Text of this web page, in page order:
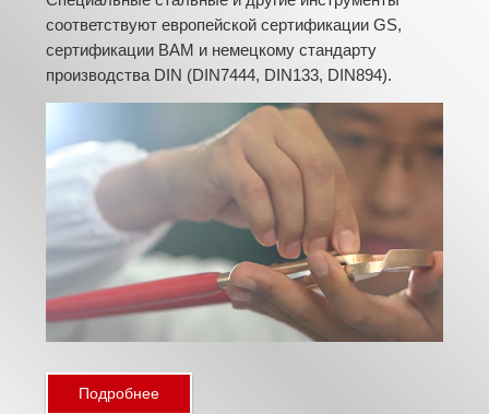
соответствуют европейской сертификации GS,
сертификации BAM и немецкому стандарту
производства DIN (DIN7444, DIN133, DIN894).
Подробнее